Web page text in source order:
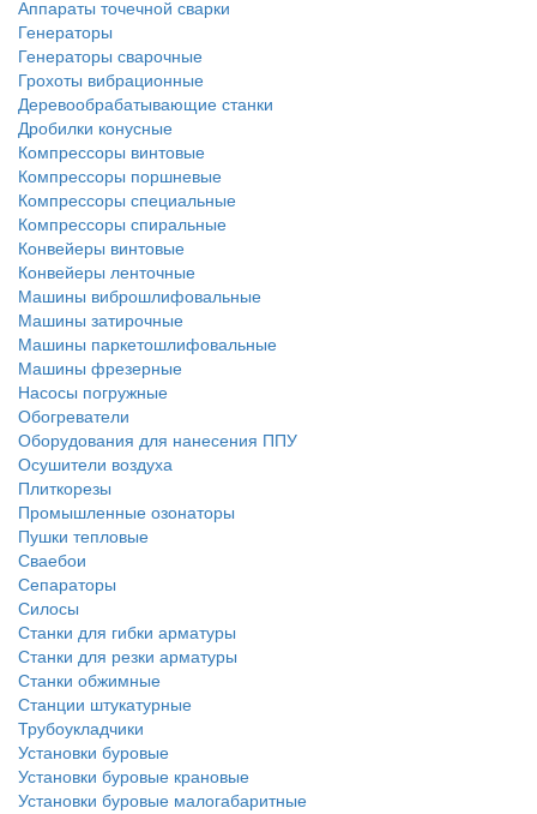
Аппараты точечной сварки
Генераторы
Генераторы сварочные
Грохоты вибрационные
Деревообрабатывающие станки
Дробилки конусные
Компрессоры винтовые
Компрессоры поршневые
Компрессоры специальные
Компрессоры спиральные
Конвейеры винтовые
Конвейеры ленточные
Машины виброшлифовальные
Машины затирочные
Машины паркетошлифовальные
Машины фрезерные
Насосы погружные
Обогреватели
Оборудования для нанесения ППУ
Осушители воздуха
Плиткорезы
Промышленные озонаторы
Пушки тепловые
Сваебои
Сепараторы
Силосы
Станки для гибки арматуры
Станки для резки арматуры
Станки обжимные
Станции штукатурные
Трубоукладчики
Установки буровые
Установки буровые крановые
Установки буровые малогабаритные